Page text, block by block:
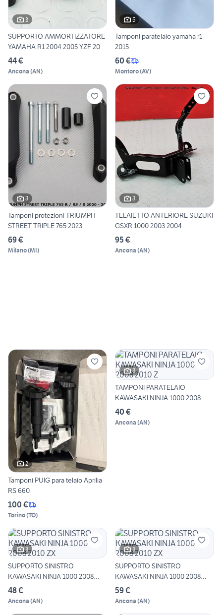
3
SUPPORTO AMMORTIZZATORE
YAMAHA R1 2004 2005 YZF 20
44 €
Ancona (AN)
5
Tamponi paratelaio yamaha r1
2015
60 €
Montoro(AV)
3
Tamponi protezioni TRIUMPH
STREET TRIPLE 765 2023
69 €
Milano(MI)
3
TELAIETTO ANTERIORE SUZUKI
GSXR 1000 2003 2004
95 €
Ancona (AN)
2
Tamponi PUIG para telaio Aprilia
RS 660
100 €
Torino(TO)
3
TAMPONI PARATELAIO
KAWASAKI NINJA 1000 2008
2010 Z
40 €
Ancona (AN)
3
SUPPORTO SINISTRO
KAWASAKI NINJA 1000 2008
2010 ZX
48 €
Ancona (AN)
3
SUPPORTO SINISTRO
KAWASAKI NINJA 1000 2008
2010 ZX
59 €
Ancona (AN)